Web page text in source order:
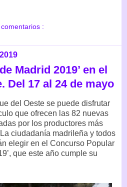
:
Madrid 2019’ en el
Del 17 al 24 de mayo
del Oeste se puede disfrutar
que ofrecen las 82 nuevas
por los productores más
ciudadanía madrileña y todos
elegir en el Concurso Popular
que este año cumple su